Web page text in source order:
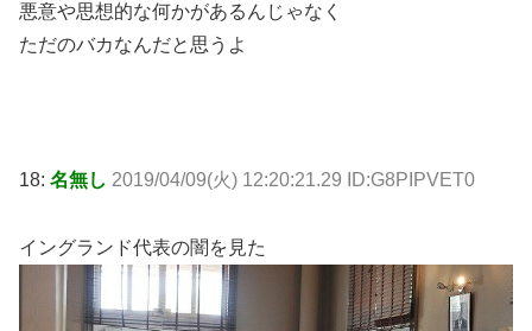
悪意や思想的な何かがあるんじゃなく
ただのバカなんだと思うよ
18: 名無し 2019/04/09(火) 12:20:21.29 ID:G8PIPVET0
イングランド代表の闇を見た